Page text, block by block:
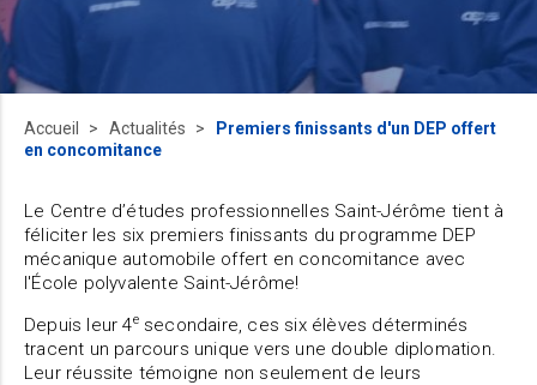
Accueil Actualités
Premiers finissants d'un DEP offert
en concomitance
Le Centre d’études professionnelles Saint-Jérôme tient à
féliciter les six premiers finissants du programme DEP
mécanique automobile offert en concomitance avec
l'École polyvalente Saint-Jérôme!
Depuis leur 4esecondaire, ces six élèves déterminés
tracent un parcours unique vers une double diplomation.
Leur réussite témoigne non seulement de leurs